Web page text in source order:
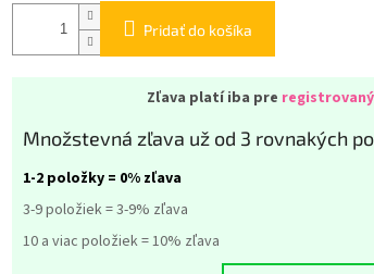
Pridať do košíka
Zľava platí iba pre
Množstevná zľava už od 3 rovnakých
1-2 položky = 0% zľava
3-9 položiek = 3-9% zľava
10 a viac položiek = 10% zľava